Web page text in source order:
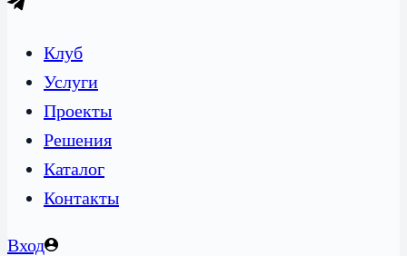
Клуб
Услуги
Проекты
Решения
Каталог
Контакты
Вход